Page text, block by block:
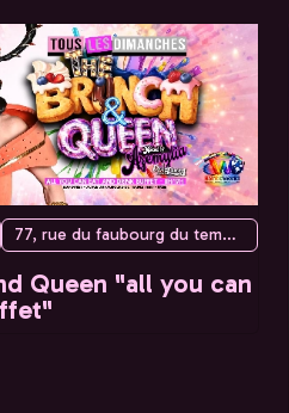
77, rue du faubourg du temple, 75010 Paris, France
Queen "all you can